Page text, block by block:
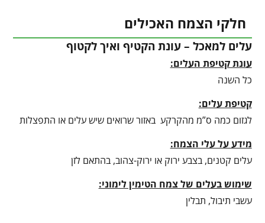
חלקי הצמח האכילים
עלים למאכל – עונת הקטיף ואיך לקטוף
עונת קטיפת העלים:
כל השנה
קטיפת עלים:
לגזום כמה ס”מ מהקרקע באזור שרואים שיש עלים או התפצלות
מידע על עלי הצמח:
עלים קטנים, בצבע ירוק או ירוק-צהוב, בהתאם לזן
שימוש בעלים של צמח הטימין לימוני:
עשבי תיבול, תבלין